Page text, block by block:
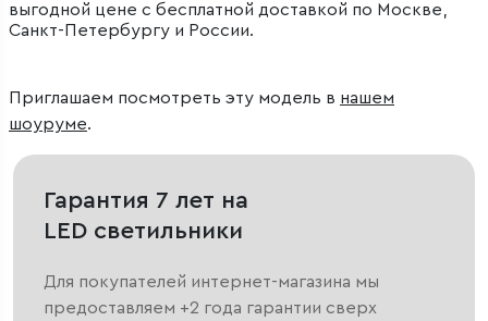
выгодной цене с бесплатной доставкой по Москве,
Санкт-Петербургу и России.
Приглашаем посмотреть эту модель в нашем
шоуруме.
Гарантия 7 лет на
LED светильники
Для покупателей интернет-магазина мы
предоставляем +2 года гарантии сверх